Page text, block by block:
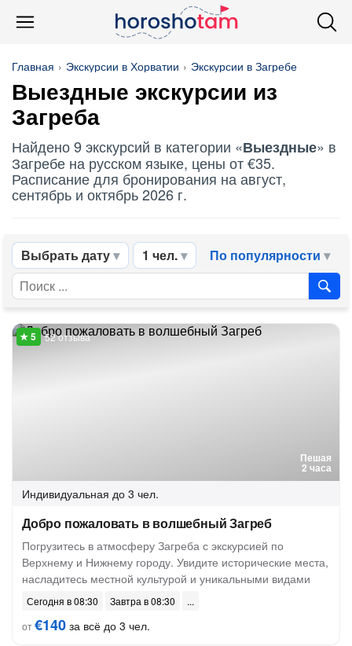
Главная Экскурсии в Хорватии Экскурсии в Загребе
Выездные экскурсии из
Загреба
Найдено 9 экскурсий в категории «Выездные» в
Загребе на русском языке, цены от €35.
Расписание для бронирования на август,
сентябрь и октябрь 2026 г.
Выбрать дату 1 чел. По популярности
Пешая
2 часа
52 отзыва
Индивидуальная до 3 чел.
Добро пожаловать в волшебный Загреб
Погрузитесь в атмосферу Загреба с экскурсией по
Верхнему и Нижнему городу. Увидите исторические места,
насладитесь местной культурой и уникальными видами
Сегодня в 08:30
Завтра в 08:30
от€140 за всё до 3 чел.